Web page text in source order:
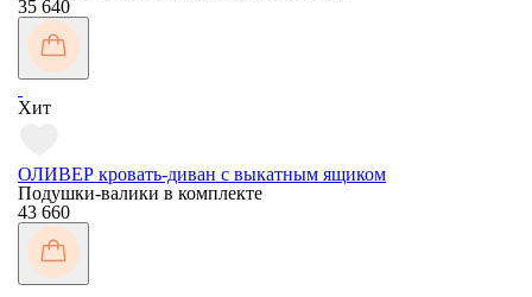
35 640
Хит
ОЛИВЕР кровать-диван с выкатным ящиком
Подушки-валики в комплекте
43 660